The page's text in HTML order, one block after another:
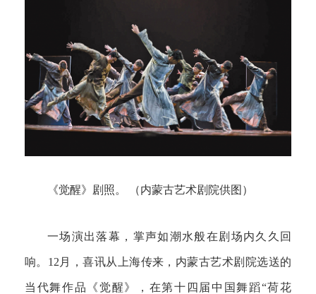
《觉醒》剧照。 （内蒙古艺术剧院供图）
一场演出落幕，掌声如潮水般在剧场内久久回
响。12月，喜讯从上海传来，内蒙古艺术剧院选送的
当代舞作品《觉醒》，在第十四届中国舞蹈“荷花